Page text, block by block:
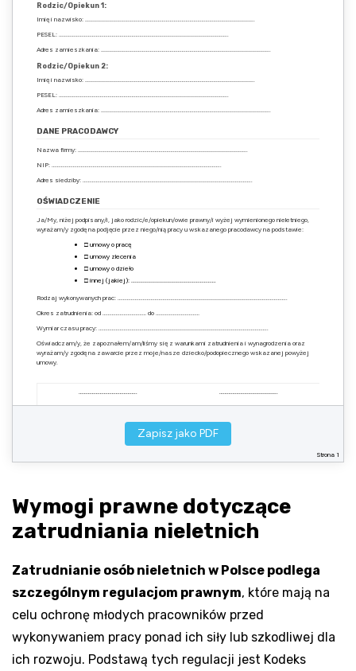
Rodzic/Opiekun 1:
Imię i nazwisko: ………………………………………………………………………………………………………………..
PESEL: ………………………………………………………………………………………………………………..
Adres zamieszkania: ………………………………………………………………………………………………………………..
Rodzic/Opiekun 2:
Imię i nazwisko: ………………………………………………………………………………………………………………..
PESEL: ………………………………………………………………………………………………………………..
Adres zamieszkania: ………………………………………………………………………………………………………………..
DANE PRACODAWCY
Nazwa firmy: ………………………………………………………………………………………………………………..
NIP: ………………………………………………………………………………………………………………..
Adres siedziby: ………………………………………………………………………………………………………………..
OŚWIADCZENIE
Ja/My, niżej podpisany/i, jako rodzic/e/opiekun/owie prawny/i wyżej wymienionego nieletniego,
wyrażam/y zgodę na podjęcie przez niego/nią pracy u wskazanego pracodawcy na podstawie:
□ umowy o pracę
□ umowy zlecenia
□ umowy o dzieło
□ innej (jakiej): ……………………………………………………….
Rodzaj wykonywanych prac: ………………………………………………………………………………………………………………..
Okres zatrudnienia: od …………………………… do ……………………………
Wymiar czasu pracy: ………………………………………………………………………………………………………………..
Oświadczam/y, że zapoznałem/am/liśmy się z warunkami zatrudnienia i wynagrodzenia oraz
wyrażam/y zgodę na zawarcie przez moje/nasze dziecko/podopiecznego wskazanej powyżej
umowy.
……………………………………..
……………………………………..
Podpis rodzica/opiekuna 1
Podpis rodzica/opiekuna 2
Kopia dokumentu tożsamości nieletniego (legitymacja szkolna/dowód osobisty)
Strona 1
Zapisz jako PDF
Wymogi prawne dotyczące
zatrudniania nieletnich
Zatrudnianie osób nieletnich w Polsce podlega
szczególnym regulacjom prawnym, które mają na
celu ochronę młodych pracowników przed
wykonywaniem pracy ponad ich siły lub szkodliwej dla
ich rozwoju. Podstawą tych regulacji jest Kodeks